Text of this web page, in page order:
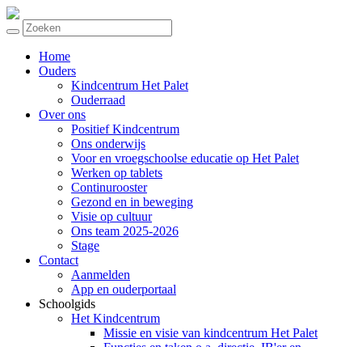
Home
Ouders
Kindcentrum Het Palet
Ouderraad
Over ons
Positief Kindcentrum
Ons onderwijs
Voor en vroegschoolse educatie op Het Palet
Werken op tablets
Continurooster
Gezond en in beweging
Visie op cultuur
Ons team 2025-2026
Stage
Contact
Aanmelden
App en ouderportaal
Schoolgids
Het Kindcentrum
Missie en visie van kindcentrum Het Palet